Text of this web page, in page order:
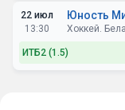
22 июл
13:30
Юность
Хоккей.
ИТБ2 (1.5)